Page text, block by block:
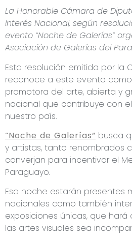
La Honorable Cámara de
Interés Nacional, según
evento “Noche de Galerías”
Asociación de Galerías del
Esta resolución emitida por la
reconoce a este evento
promotora del arte, abierta y
nacional que contribuye con
nuestro país.
“Noche de Galerías” busca
y artistas, tanto renombrados
converjan para incentivar el
Paraguayo.
Esa noche estarán presentes
nacionales como también
exposiciones únicas, que
las artes visuales sea